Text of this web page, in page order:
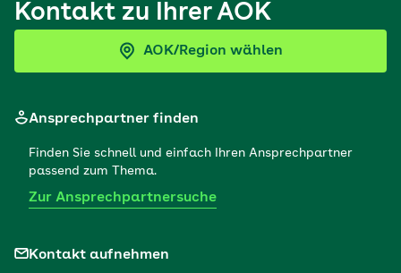
Kontakt zu Ihrer AOK
AOK/Region wählen
Ansprechpartner finden
Finden Sie schnell und einfach Ihren Ansprechpartner
passend zum Thema.
Zur Ansprechpartnersuche
Kontakt aufnehmen